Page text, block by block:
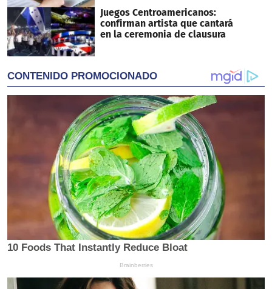
Juegos Centroamericanos:
confirman artista que cantará
en la ceremonia de clausura